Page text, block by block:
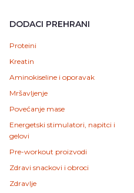
DODACI PREHRANI
Proteini
Kreatin
Aminokiseline i oporavak
Mršavljenje
Povećanje mase
Energetski stimulatori, napitci i
gelovi
Pre-workout proizvodi
Zdravi snackovi i obroci
Zdravlje